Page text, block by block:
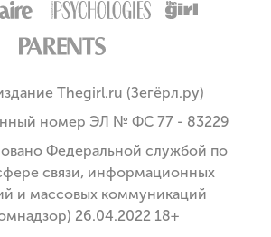
Thegirl.ru (Зегёрл.ру)
номер ЭЛ № ФС 77 - 83229
Федеральной службой по
связи, информационных
и массовых коммуникаций
26.04.2022 18+